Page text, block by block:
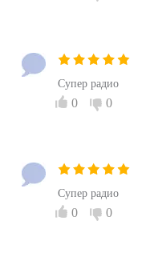
Супер радио
0 0
Супер радио
0 0